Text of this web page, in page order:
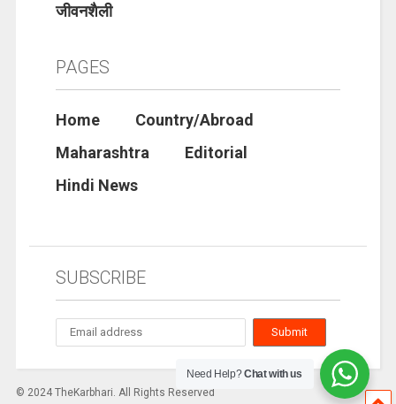
जीवनशैली
PAGES
Home
Country/Abroad
Maharashtra
Editorial
Hindi News
SUBSCRIBE
© 2024 TheKarbhari. All Rights Reserved
Need Help?Chat with us